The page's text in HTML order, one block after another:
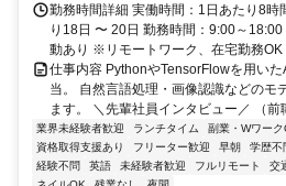
勤務時間詳細 実働時間：1日あたり8時
り18日 〜 20日 勤務時間：9:00～
動あり ※リモートワーク、在宅勤務
仕事内容 PythonやTensorFlowを用い
当。 自然言語処理・画像認識などのモ
ます。 ＼先輩社員インタビュー／ （前
業界未経験者歓迎 ランチタイム 副業・Wワーク
資格取得支援あり
フリーター歓迎 早朝 学歴不
経験不問
英語 未経験者歓迎 フルリモート 交